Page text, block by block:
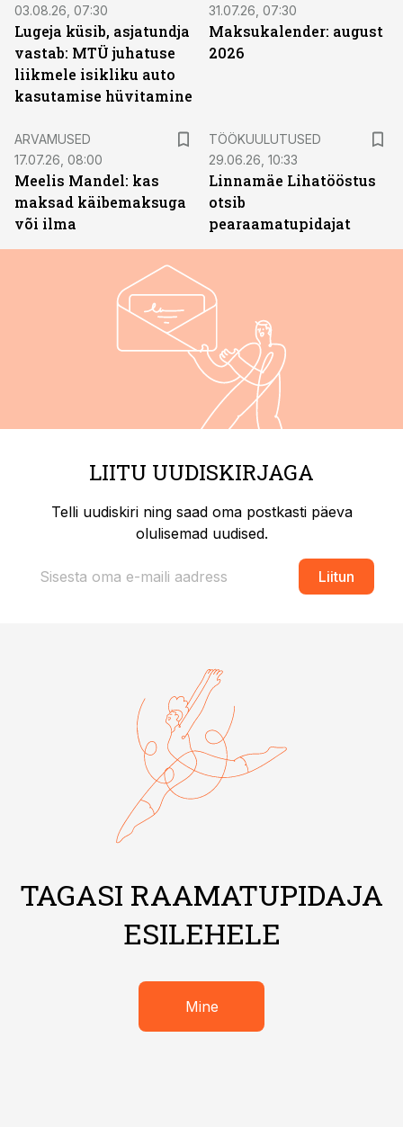
03.08.26, 07:30
Lugeja küsib, asjatundja
vastab: MTÜ juhatuse
liikmele isikliku auto
kasutamise hüvitamine
31.07.26, 07:30
Maksukalender: august
2026
ARVAMUSED
17.07.26, 08:00
Meelis Mandel: kas
maksad käibemaksuga
või ilma
TÖÖKUULUTUSED
29.06.26, 10:33
Linnamäe Lihatööstus
otsib
pearaamatupidajat
LIITU UUDISKIRJAGA
Telli uudiskiri ning saad oma postkasti päeva
olulisemad uudised.
Liitun
TAGASI RAAMATUPIDAJA
ESILEHELE
Mine